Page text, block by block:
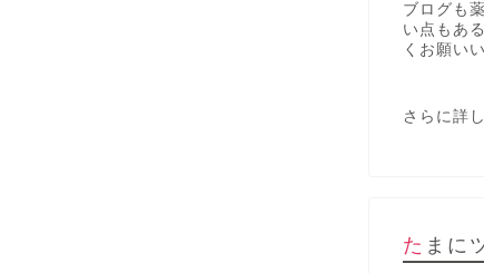
ブログも
い点もあ
くお願い
さらに詳
たま